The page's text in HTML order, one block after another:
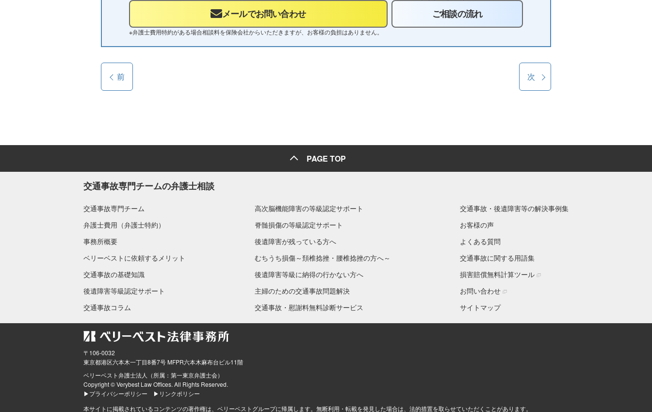
メールでお問い合わせ ご相談の流れ
※弁護士費用特約がある場合相談料を保険会社からいただきますが、お客様の負担はありません。
前 次
PAGE TOP
交通事故専門チームの弁護士相談
交通事故専門チーム
弁護士費用（弁護士特約）
事務所概要
ベリーベストに依頼するメリット
交通事故の基礎知識
後遺障害等級認定サポート
交通事故コラム
高次脳機能障害の等級認定サポート
脊髄損傷の等級認定サポート
後遺障害が残っている方へ
むちうち損傷～頚椎捻挫・腰椎捻挫の方へ～
後遺障害等級に納得の行かない方へ
主婦のための交通事故問題解決
交通事故・慰謝料無料診断サービス
交通事故・後遺障害等の解決事例集
お客様の声
よくある質問
交通事故に関する用語集
損害賠償無料計算ツール
お問い合わせ
サイトマップ
〒106-0032
東京都港区六本木一丁目8番7号 MFPR六本木麻布台ビル11階
ベリーベスト弁護士法人（所属：第一東京弁護士会）
Copyright © Verybest Law Offices. All Rights Reserved.
▶プライバシーポリシー
▶リンクポリシー
本サイトに掲載されているコンテンツの著作権は、ベリーベストグループに帰属します。無断利用・転載を発見した場合は、法的措置を取らせていただくことがあります。